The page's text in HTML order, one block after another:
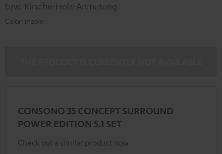
bzw. Kirsche-Holz-Anmutung
Color: maple
CONSONO 35 CONCEPT SURROUND
POWER EDITION 5.1 SET
Check out a similar product now